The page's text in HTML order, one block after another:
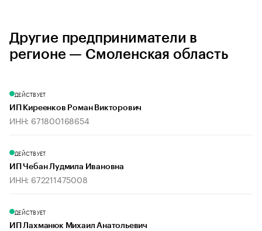
Другие предприниматели в
регионе — Смоленская область
ДЕЙСТВУЕТ
ИП Киреенков Роман Викторович
ИНН: 671800168654
ДЕЙСТВУЕТ
ИП Чебан Лудмила Ивановна
ИНН: 672211475008
ДЕЙСТВУЕТ
ИП Лахманюк Михаил Анатольевич